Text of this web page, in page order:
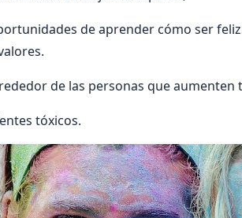
de aprender cómo ser
de las personas que
tóxicos.